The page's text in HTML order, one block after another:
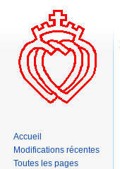
Accueil
Modifications récentes
Toutes les pages